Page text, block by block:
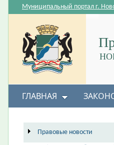
Муниципальный портал г.
ГЛАВНАЯ
Правовые новости